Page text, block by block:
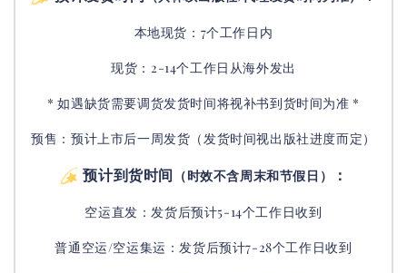
本地现货：7个工作日内
现货：2-14个工作日从海外发出
* 如遇缺货需要调货发货时间将视补书到货时间为准 *
预售：预计上市后一周发货（发货时间视出版社进度而定）
预计到货时间 （时效不含周末和节假日） ：
空运直发：发货后预计5-14个工作日收到
普通空运/空运集运：发货后预计7-28个工作日收到